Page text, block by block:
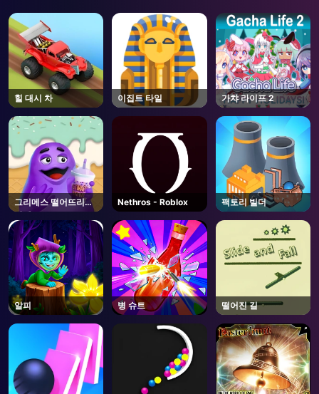
힐 대시 차 이집트 타일 가챠 라이프 2
그리메스 떨어뜨리지
마세요
Nethros - Roblox 팩토리 빌더
알피 병 슈트 떨어진 길